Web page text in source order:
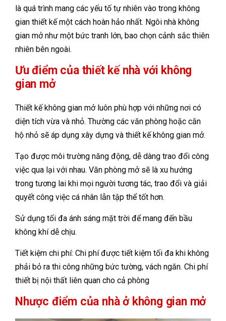
là quá trình mang các yếu tố tự nhiên vào trong không
gian thiết kế một cách hoàn hảo nhất. Ngôi nhà không
gian mở như một bức tranh lớn, bao chọn cảnh sắc thiên
nhiên bên ngoài.
Ưu điểm của thiết kế nhà với không
gian mở
Thiết kế không gian mở luôn phù hợp với những nơi có
diện tích vừa và nhỏ. Thường các văn phòng hoặc căn
hộ nhỏ sẽ áp dụng xây dựng và thiết kế không gian mở.
Tạo được môi trường năng động, dễ dàng trao đổi công
việc qua lại với nhau. Văn phòng mở sẽ là xu hướng
trong tương lai khi mọi người tương tác, trao đổi và giải
quyết công việc cá nhân lẫn tập thể tốt hơn.
Sử dụng tối đa ánh sáng mặt trời để mang đến bầu
không khí dễ chịu.
Tiết kiệm chi phí: Chi phí được tiết kiệm tối đa khi không
phải bỏ ra thi công những bức tường, vách ngăn. Chi phí
thiết bị nội thất liên quan cho cả phòng
Nhược điểm của nhà ở không gian mở